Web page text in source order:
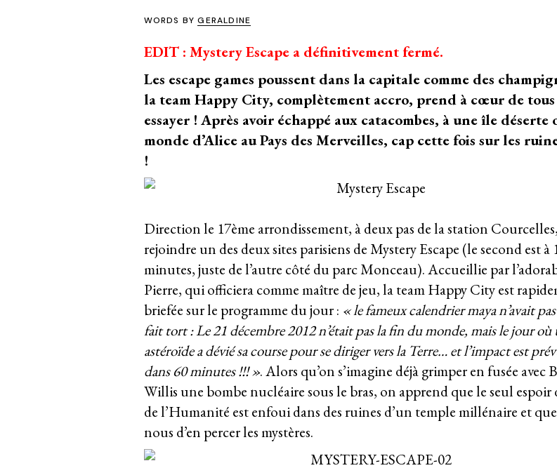
WORDS BYGERALDINE
EDIT : Mystery Escape a définitivement fermé.
Les escape games poussent dans la capitale comme des
la team Happy City, complètement accro, prend à cœur de tous
essayer ! Après avoir échappé aux catacombes, à uneîle déserte
monde d’Alice au Pays des Merveilles, cap cette fois sur les
!
Direction le 17ème arrondissement, à deux pas de la station
rejoindre un des deux sites parisiens de Mystery Escape (le second est à
minutes, juste de l’autre côté du parc Monceau). Accueillie par
Pierre, qui officiera comme maître de jeu, la team Happy City est
briefée sur le programme du jour : « le fameux calendrier maya n’avait
fait tort : Le 21 décembre 2012 n’était pas la fin du monde, mais le jour où
astéroïde a dévié sa course pour se diriger vers la Terre… et l’impact est
dans 60 minutes !!! ». Alors qu’on s’imagine déjà grimper en fusée avec
Willis une bombe nucléaire sous le bras, on apprend que le seul espoir
de l’Humanité est enfoui dans des ruines d’un temple millénaire et que
nous d’en percer les mystères.